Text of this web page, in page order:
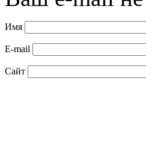
Имя
E-mail
Сайт